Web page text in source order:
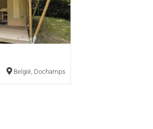
België, Dochamps